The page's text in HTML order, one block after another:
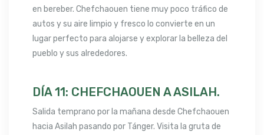
en bereber. Chefchaouen tiene muy poco tráfico de
autos y su aire limpio y fresco lo convierte en un
lugar perfecto para alojarse y explorar la belleza del
pueblo y sus alrededores.
DÍA 11: CHEFCHAOUEN A ASILAH.
Salida temprano por la mañana desde Chefchaouen
hacia Asilah pasando por Tánger. Visita la gruta de